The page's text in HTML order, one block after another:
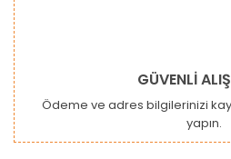
Gönder
GÜVENLİ
Ödeme ve adres bilgilerinizi
yapın.